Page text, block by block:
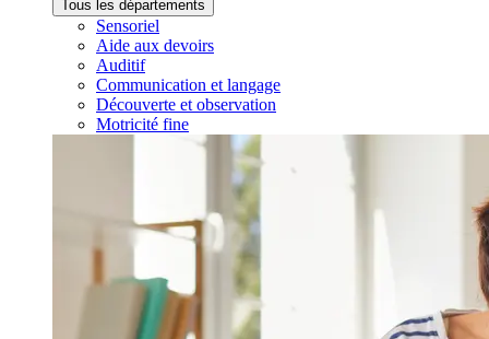
Tous les départements
Sensoriel
Aide aux devoirs
Auditif
Communication et langage
Découverte et observation
Motricité fine